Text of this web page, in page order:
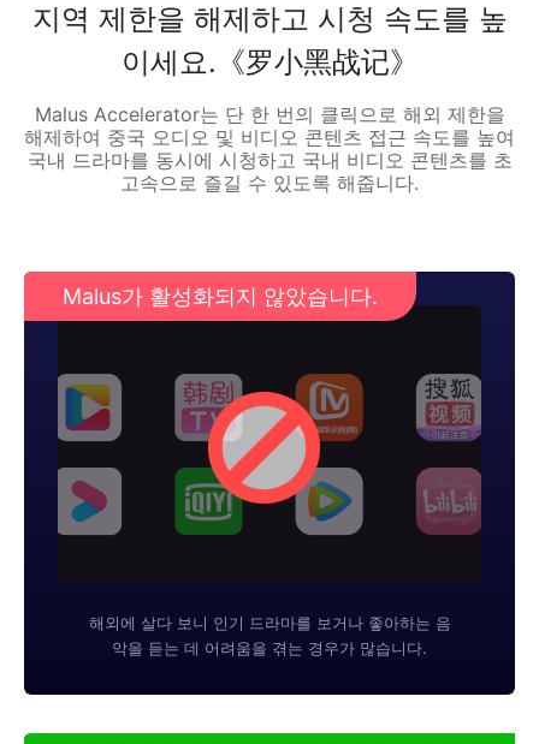
지역 제한을 해제하고 시청 속도를 높
이세요.《罗小黑战记》
Malus Accelerator는 단 한 번의 클릭으로 해외 제한을
해제하여 중국 오디오 및 비디오 콘텐츠 접근 속도를 높여
국내 드라마를 동시에 시청하고 국내 비디오 콘텐츠를 초
고속으로 즐길 수 있도록 해줍니다.
Malus가 활성화되지 않았습니다.
해외에 살다 보니 인기 드라마를 보거나 좋아하는 음
악을 듣는 데 어려움을 겪는 경우가 많습니다.